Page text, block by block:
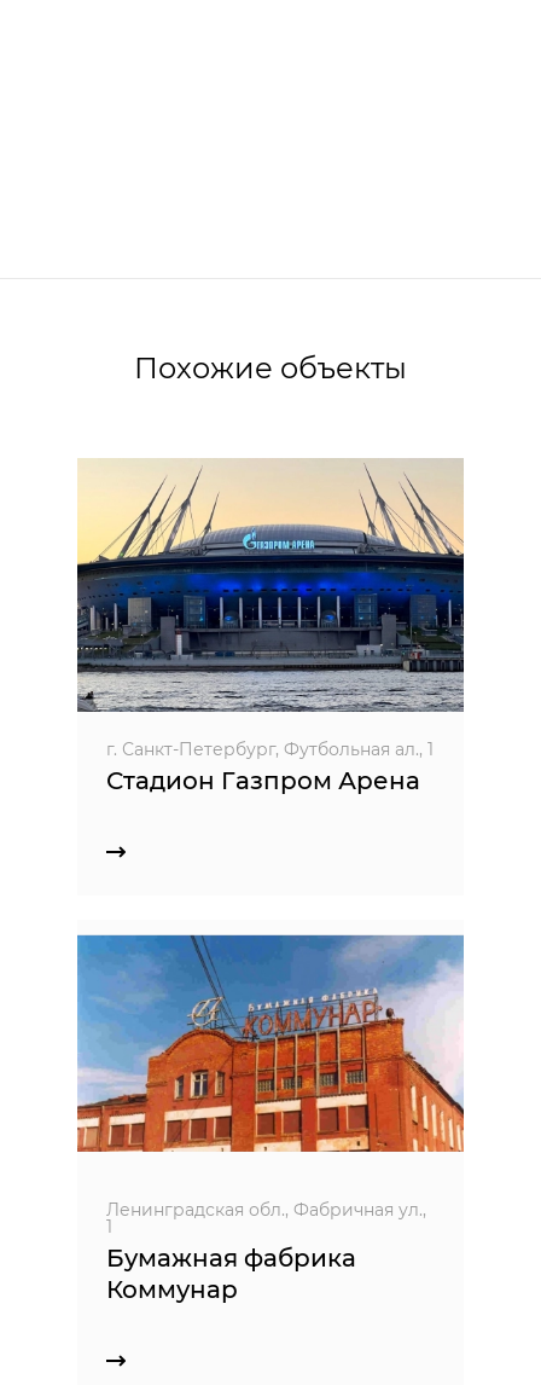
Похожие объекты
г. Санкт-Петербург, Футбольная ал., 1
Стадион Газпром Арена
Ленинградская обл., Фабричная ул.,
1
Бумажная фабрика
Коммунар